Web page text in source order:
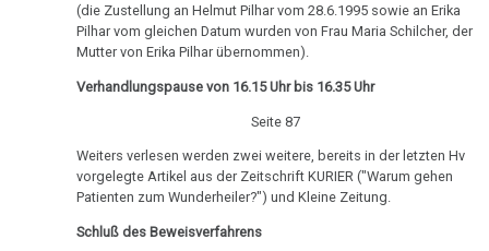
(die Zustellung an Helmut Pilhar vom 28.6.1995 sowie an Erika
Pilhar vom gleichen Datum wurden von Frau Maria Schilcher, der
Mutter von Erika Pilhar übernommen).
Verhandlungspause von 16.15 Uhr bis 16.35 Uhr
Seite 87
Weiters verlesen werden zwei weitere, bereits in der letzten Hv
vorgelegte Artikel aus der Zeitschrift KURIER ("Warum gehen
Patienten zum Wunderheiler?") und Kleine Zeitung.
Schluß des Beweisverfahrens